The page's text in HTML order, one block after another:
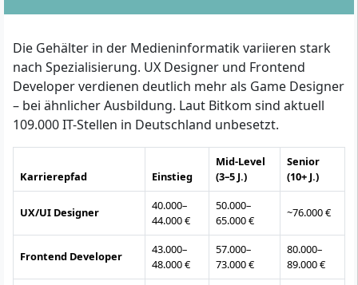
Die Gehälter in der Medieninformatik variieren stark
nach Spezialisierung. UX Designer und Frontend
Developer verdienen deutlich mehr als Game Designer
– bei ähnlicher Ausbildung. Laut Bitkom sind aktuell
109.000 IT-Stellen in Deutschland unbesetzt.
Karrierepfad Einstieg
Mid-Level
(3–5 J.)
Senior
(10+ J.)
UX/UI Designer
40.000–
44.000 €
50.000–
65.000 €
~76.000 €
Frontend Developer
43.000–
48.000 €
57.000–
73.000 €
80.000–
89.000 €